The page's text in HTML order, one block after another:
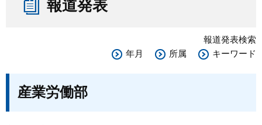
くらし・環境
報道発表
報道発表検索
年月
所属 キーワード
産業労働部